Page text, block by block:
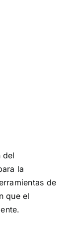
del
la
de
que el